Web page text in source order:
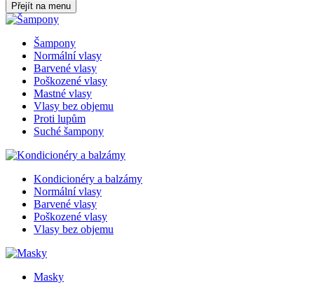
Přejít na menu
Šampony
Normální vlasy
Barvené vlasy
Poškozené vlasy
Mastné vlasy
Vlasy bez objemu
Proti lupům
Suché šampony
Kondicionéry a balzámy
Normální vlasy
Barvené vlasy
Poškozené vlasy
Vlasy bez objemu
Masky